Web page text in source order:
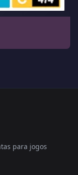
para jogos